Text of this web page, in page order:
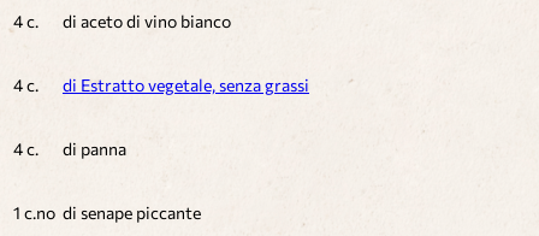
4 c. di aceto di vino bianco
4 c. di Estratto vegetale, senza grassi
4 c. di panna
1 c.no di senape piccante